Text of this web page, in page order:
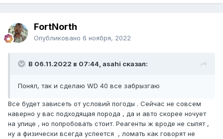
FоrtNorth
Опубликовано 6 ноября, 2022
В 06.11.2022 в 07:44, asahi сказал:
Понял, так и сделаю WD 40 все забрызгаю
Все будет зависеть от условий погоды . Сейчас не совсем
наверно у вас подходящая порода , да и авто скорее ночует
на улице , но попробовать стоит. Реагенты ж вроде не сыпят ,
ну а физически всегда успеется , ломать как говорят не